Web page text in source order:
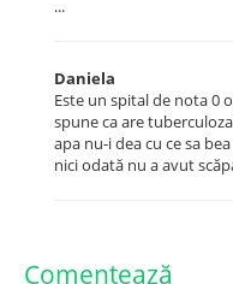
...
Daniela
Este un spital de nota 0
spune ca are
apa nu-i dea cu ce sa
nici odată nu a avut
Comentează